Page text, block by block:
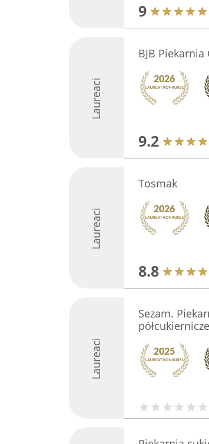
9
Laureaci
BJB Piekarnia
9.2
Laureaci
Tosmak
8.8
Laureaci
Sezam.
półcukiernicze